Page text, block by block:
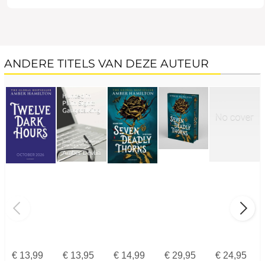
ANDERE TITELS VAN DEZE AUTEUR
€13,99 €13,95 € 14,99 € 29,95 € 24,95